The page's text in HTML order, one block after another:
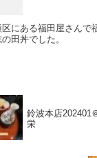
にある福田屋さんで
田丼でした。
鈴波本店202401
栄